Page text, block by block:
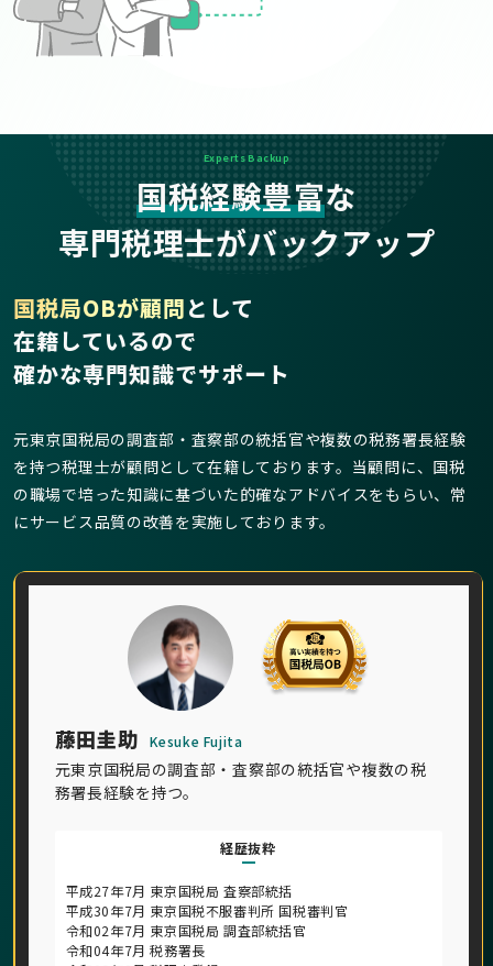
Experts Backup
国税経験豊富な
専門税理士がバックアップ
藤田圭助 Kesuke Fujita
元東京国税局の調査部・査察部の統括官や複数の税
務署長経験を持つ。
経歴抜粋
平成27年7月 東京国税局 査察部統括
平成30年7月 東京国税不服審判所 国税審判官
令和02年7月 東京国税局 調査部統括官
令和04年7月 税務署長
国税局OBが顧問として
在籍しているので
確かな専門知識でサポート
元東京国税局の調査部・査察部の統括官や複数の税務署長経験
を持つ税理士が顧問として在籍しております。当顧問に、国税
の職場で培った知識に基づいた的確なアドバイスをもらい、常
にサービス品質の改善を実施しております。